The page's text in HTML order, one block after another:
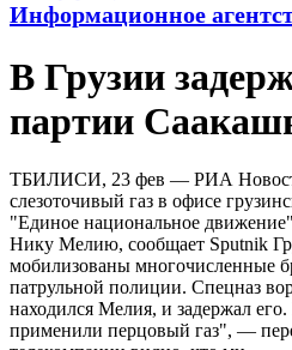
Информационное
В Грузии
партии
ТБИЛИСИ, 23 фев — РИА
слезоточивый газ в офисе
"Единое национальное движение"
Нику Мелию, сообщает Sputnik
мобилизованы многочисленные
патрульной полиции. Спецназ
находился Мелия, и задержал
применили перцовый газ", —